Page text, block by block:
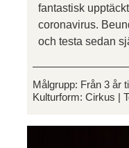
fantastisk
coronavirus.
och testa sedan
Målgrupp: Från 3 år
Kulturform: Cirkus